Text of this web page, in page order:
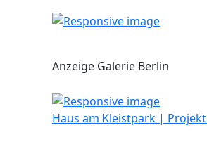
Anzeige Galerie Berlin
Haus am Kleistpark |